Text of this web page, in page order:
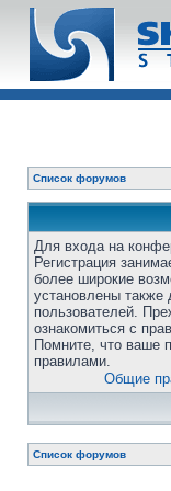
Список форумов
Для входа на
Регистрация
более широкие
установлены также
пользователей.
ознакомиться с
Помните, что ваше
правилами.
Общие
Список форумов